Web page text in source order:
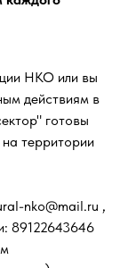
НКО или вы
действиям в
готовы
территории
nko@mail.ru ,
89122643646